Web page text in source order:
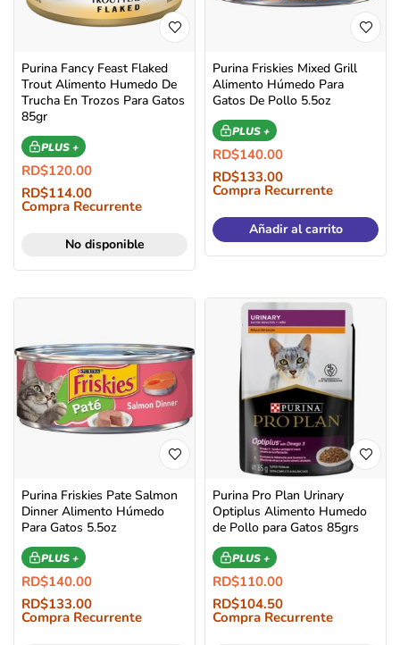
Purina Fancy Feast Flaked
Trout Alimento Humedo De
Trucha En Trozos Para Gatos
85gr
PLUS +
RD$120.00
RD$114.00
Compra Recurrente
No disponible
Purina Friskies Mixed Grill
Alimento Húmedo Para
Gatos De Pollo 5.5oz
PLUS +
RD$140.00
RD$133.00
Compra Recurrente
Añadir al carrito
Purina Friskies Pate Salmon
Dinner Alimento Húmedo
Para Gatos 5.5oz
PLUS +
RD$140.00
RD$133.00
Compra Recurrente
Purina Pro Plan Urinary
Optiplus Alimento Humedo
de Pollo para Gatos 85grs
PLUS +
RD$110.00
RD$104.50
Compra Recurrente